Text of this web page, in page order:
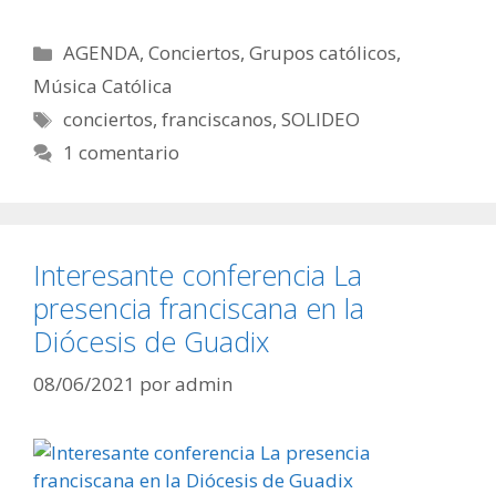
Categorías
AGENDA,Conciertos,Grupos católicos,
Música Católica
Etiquetas
conciertos,franciscanos,SOLIDEO
1 comentario
Interesante conferencia La
presencia franciscana en la
Diócesis de Guadix
08/06/2021 poradmin